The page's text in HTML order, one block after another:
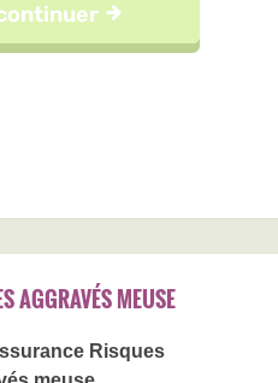
AGGRAVÉS MEUSE
Risques